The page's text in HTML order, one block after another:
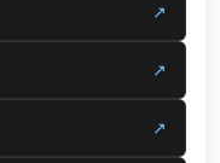
↗
↗
↗